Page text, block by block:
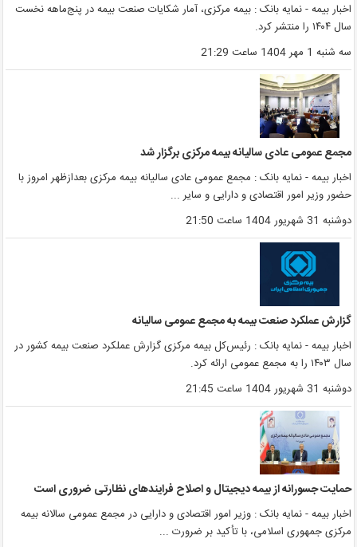
اخبار بیمه - نمایه بانک : بیمه مرکزی، آمار شکایات صنعت بیمه در پنج‌ماهه نخست
سال ۱۴۰۴ را منتشر کرد.
سه شنبه 1 مهر 1404 ساعت 21:29
مجمع عمومی عادی سالیانه بیمه مرکزی برگزار شد
اخبار بیمه - نمایه بانک : مجمع عمومی عادی سالیانه بیمه مرکزی بعدازظهر امروز با
حضور وزیر امور اقتصادی و دارایی و سایر ...
دوشنبه 31 شهریور 1404 ساعت 21:50
گزارش عملکرد صنعت بیمه به مجمع عمومی سالیانه
اخبار بیمه - نمایه بانک : رئیس‌کل بیمه مرکزی گزارش عملکرد صنعت بیمه کشور در
سال ۱۴۰۳ را به مجمع عمومی ارائه کرد.
دوشنبه 31 شهریور 1404 ساعت 21:45
حمایت جسورانه از بیمه دیجیتال و اصلاح فرایندهای نظارتی ضروری است
اخبار بیمه - نمایه بانک : وزیر امور اقتصادی و دارایی در مجمع عمومی سالانه بیمه
مرکزی جمهوری اسلامی، با تأکید بر ضرورت ...